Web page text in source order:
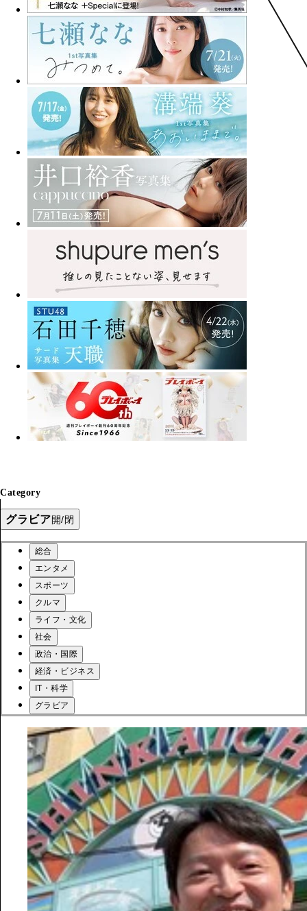
Category
グラビア開/閉
総合
エンタメ
スポーツ
クルマ
ライフ・文化
社会
政治・国際
経済・ビジネス
IT・科学
グラビア